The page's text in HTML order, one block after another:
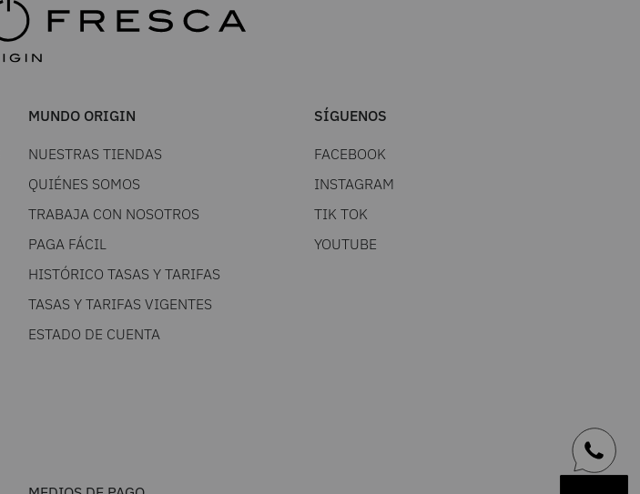
MUNDO ORIGIN
NUESTRAS TIENDAS
QUIÉNES SOMOS
TRABAJA CON NOSOTROS
PAGA FÁCIL
HISTÓRICO TASAS Y TARIFAS
TASAS Y TARIFAS VIGENTES
ESTADO DE CUENTA
SÍGUENOS
FACEBOOK
INSTAGRAM
TIK TOK
YOUTUBE